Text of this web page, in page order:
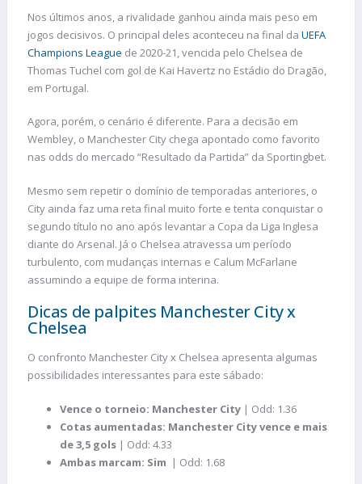
Nos últimos anos, a rivalidade ganhou ainda mais peso em
jogos decisivos. O principal deles aconteceu na final da UEFA
Champions League de 2020-21, vencida pelo Chelsea de
Thomas Tuchel com gol de Kai Havertz no Estádio do Dragão,
em Portugal.
Agora, porém, o cenário é diferente. Para a decisão em
Wembley, o Manchester City chega apontado como favorito
nas odds do mercado “Resultado da Partida” da Sportingbet.
Mesmo sem repetir o domínio de temporadas anteriores, o
City ainda faz uma reta final muito forte e tenta conquistar o
segundo título no ano após levantar a Copa da Liga Inglesa
diante do Arsenal. Já o Chelsea atravessa um período
turbulento, com mudanças internas e Calum McFarlane
assumindo a equipe de forma interina.
Dicas de palpites Manchester City x
Chelsea
O confronto Manchester City x Chelsea apresenta algumas
possibilidades interessantes para este sábado:
Vence o torneio: Manchester City | Odd: 1.36
Cotas aumentadas: Manchester City vence e mais
de 3,5 gols | Odd: 4.33
Ambas marcam: Sim | Odd: 1.68